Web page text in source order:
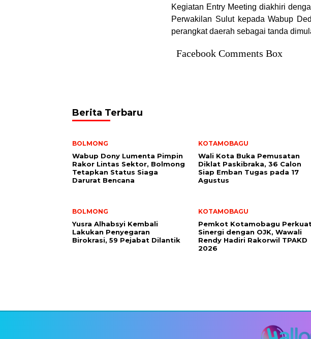
Kegiatan Entry Meeting diakhiri
Perwakilan Sulut kepada Wabup
perangkat daerah sebagai tanda
Facebook Comments Box
Berita Terbaru
BOLMONG
Wabup Dony Lumenta Pimpin
Rakor Lintas Sektor, Bolmong
Tetapkan Status Siaga
Darurat Bencana
KOTAMOBAGU
Wali Kota Buka Pemusatan
Diklat Paskibraka, 36 Calon
Siap Emban Tugas pada 17
Agustus
BOLMONG
Yusra Alhabsyi Kembali
Lakukan Penyegaran
Birokrasi, 59 Pejabat Dilantik
KOTAMOBAGU
Pemkot Kotamobagu
Sinergi dengan OJK, Wawali
Rendy Hadiri Rakorwil TPAKD
2026